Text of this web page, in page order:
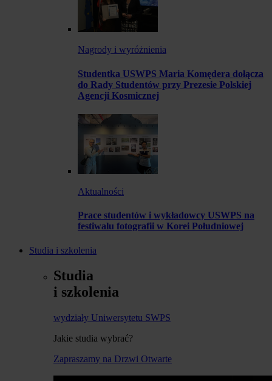
Nagrody i wyróżnienia
Studentka USWPS Maria Komędera dołącza
do Rady Studentów przy Prezesie Polskiej
Agencji Kosmicznej
Aktualności
Prace studentów i wykładowcy USWPS na
festiwalu fotografii w Korei Południowej
Studia i szkolenia
Studia
i szkolenia
wydziały Uniwersytetu SWPS
Jakie studia wybrać?
Zapraszamy na Drzwi Otwarte